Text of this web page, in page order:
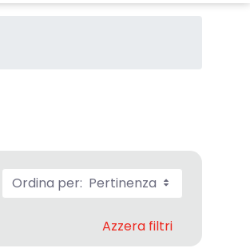
Ordina per: Pertinenza
Azzera filtri